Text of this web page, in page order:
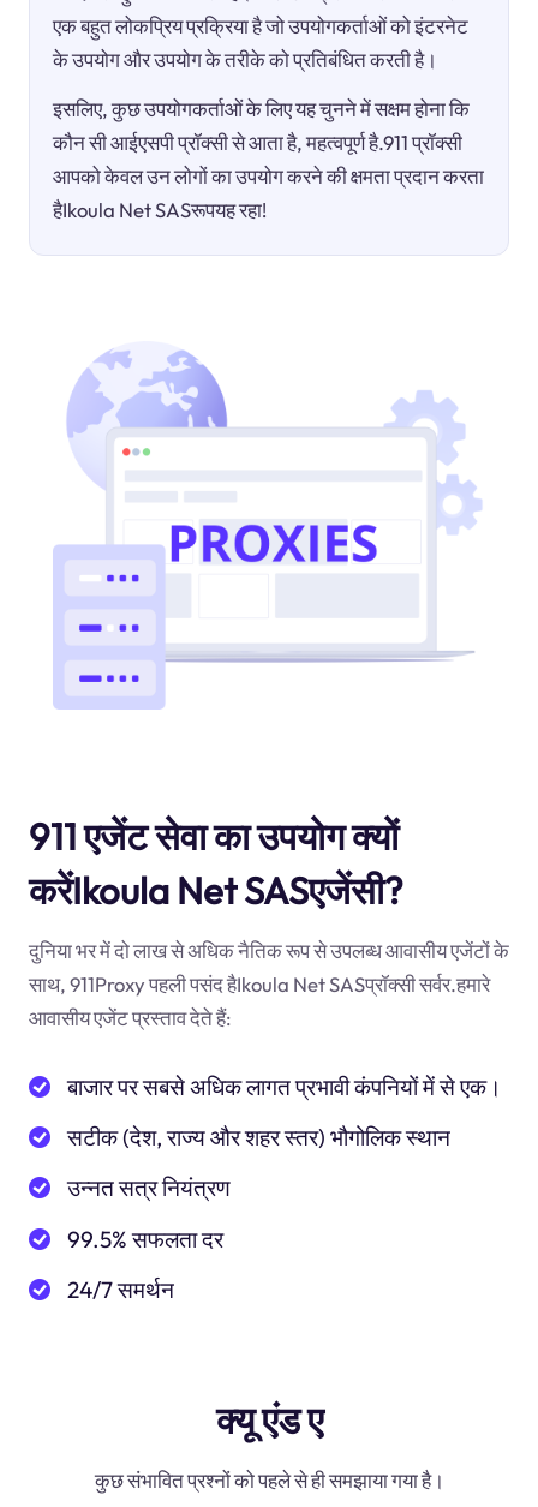
एक बहुत लोकप्रिय प्रक्रिया है जो उपयोगकर्ताओं को इंटरनेट
के उपयोग और उपयोग के तरीके को प्रतिबंधित करती है।
इसलिए, कुछ उपयोगकर्ताओं के लिए यह चुनने में सक्षम होना कि
कौन सी आईएसपी प्रॉक्सी से आता है, महत्वपूर्ण है.911 प्रॉक्सी
आपको केवल उन लोगों का उपयोग करने की क्षमता प्रदान करता
हैIkoula Net SASरूपयह रहा!
911 एजेंट सेवा का उपयोग क्यों
करेंIkoula Net SASएजेंसी?
दुनिया भर में दो लाख से अधिक नैतिक रूप से उपलब्ध आवासीय एजेंटों के
साथ, 911Proxy पहली पसंद हैIkoula Net SASप्रॉक्सी सर्वर.हमारे
आवासीय एजेंट प्रस्ताव देते हैं:
बाजार पर सबसे अधिक लागत प्रभावी कंपनियों में से एक।
सटीक (देश, राज्य और शहर स्तर) भौगोलिक स्थान
उन्नत सत्र नियंत्रण
99.5% सफलता दर
24/7 समर्थन
क्यू एंड ए
कुछ संभावित प्रश्नों को पहले से ही समझाया गया है।